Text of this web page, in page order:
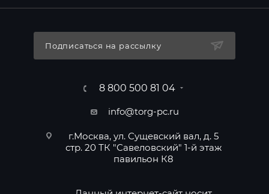
Подписаться на рассылку
8 800 500 81 04
info@torg-pc.ru
г.Москва, ул. Сущевский вал, д. 5
стр. 20 ТК "Савеловский" 1-й этаж
павильон К8